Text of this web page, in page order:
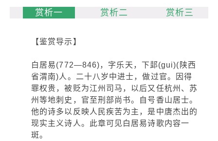
赏析一 赏析二 赏析三
【鉴赏导示】
白居易(772—846)，字乐天，下邽(gui)(陕西
省渭南)人。二十八岁中进士，做过官。因得
罪权贵，被贬为江州司马，以后又任杭州、苏
州等地刺史，官至刑部尚书。自号香山居士。
他的诗多以反映人民疾苦为主，是中唐杰出的
现实主义诗人。此章可见白居易诗歌内容一
斑。